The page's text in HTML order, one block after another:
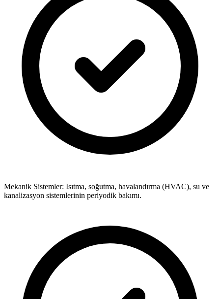
Mekanik Sistemler: Isıtma, soğutma, havalandırma (HVAC), su ve
kanalizasyon sistemlerinin periyodik bakımı.